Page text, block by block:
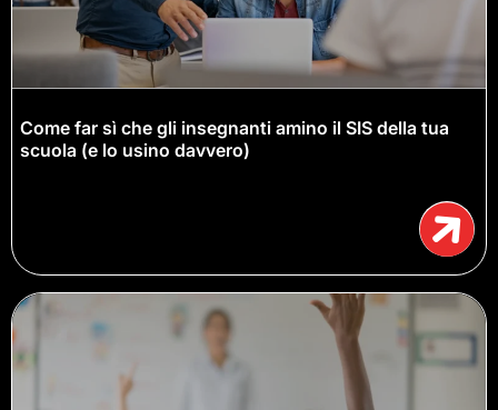
Come far sì che gli insegnanti amino il SIS della tua
scuola (e lo usino davvero)